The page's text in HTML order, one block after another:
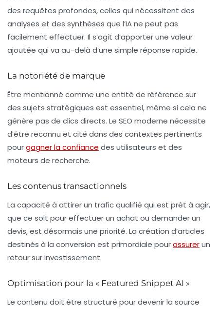
des requêtes profondes, celles qui nécessitent des
analyses et des synthèses que l’IA ne peut pas
facilement effectuer. Il s’agit d’apporter une valeur
ajoutée qui va au-delà d’une simple réponse rapide.
La notoriété de marque
Être mentionné comme une entité de référence sur
des sujets stratégiques est essentiel, même si cela ne
génère pas de clics directs. Le SEO moderne nécessite
d’être reconnu et cité dans des contextes pertinents
pourgagner la confiance des utilisateurs et des
moteurs de recherche.
Les contenus transactionnels
La capacité à attirer un trafic qualifié qui est prêt à agir,
que ce soit pour effectuer un achat ou demander un
devis, est désormais une priorité. La création d’articles
destinés à la conversion est primordiale pourassurerun
retour sur investissement.
Optimisation pour la « Featured Snippet AI »
Le contenu doit être structuré pour devenir la source